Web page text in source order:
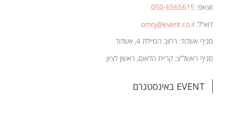
ווצאפ: 050-6565615
דוא"ל: omry@event.co.il
סניף אשדוד: רחוב הטיילת 4, אשדוד
סניף ראשל"צ: קריית הלאום, ראשון לציון
EVENT באינסטגרם